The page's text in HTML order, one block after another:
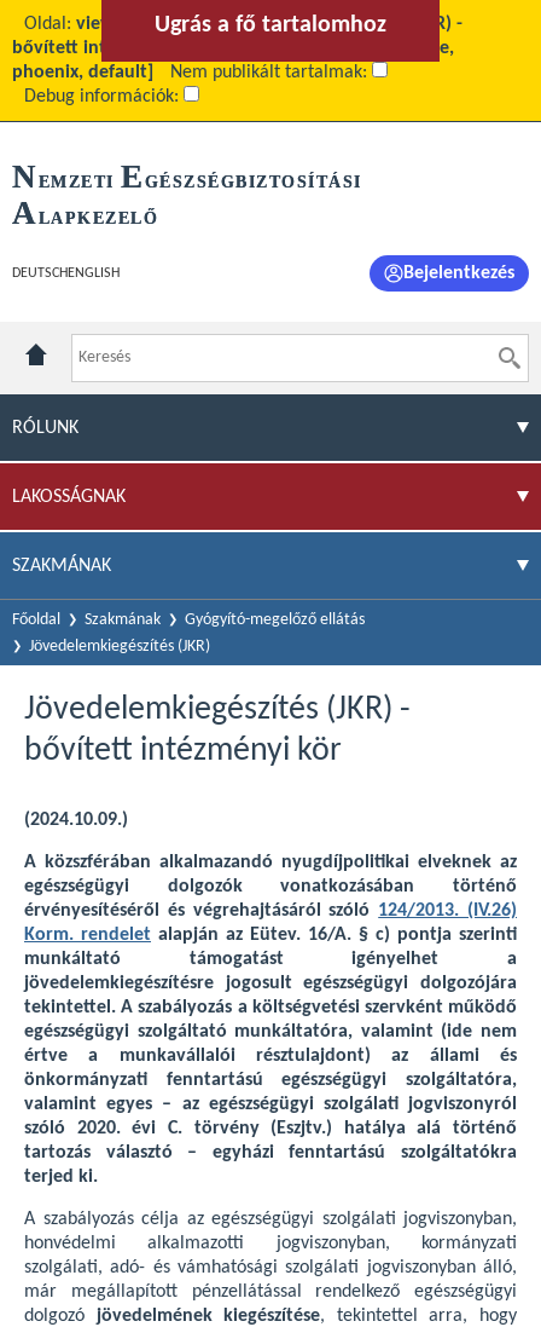
Oldal: view Fő tartalom: Jövedelemkiegészítés (JKR) -
bővített intézményi kör
[site_szakmanak, site,
phoenix, default]
Nem publikált tartalmak:
Debug információk:
Ugrás a menühöz
Ugrás a fő tartalomhoz
NEMZETI E GÉSZSÉGBIZTOSÍTÁSI
ALAPKEZELŐ
DEUTSCH ENGLISH Bejelentkezés
RÓLUNK
LAKOSSÁGNAK
SZAKMÁNAK
Főoldal Szakmának
Gyógyító-megelőző ellátás
Jövedelemkiegészítés (JKR)
Jövedelemkiegészítés (JKR) -
bővített intézményi kör
(2024.10.09.)
A közszférában alkalmazandó nyugdíjpolitikai elveknek az
egészségügyi dolgozók vonatkozásában történő
érvényesítéséről és végrehajtásáról szóló 124/2013. (IV.26)
Korm. rendelet alapján az Eütev. 16/A. § c) pontja szerinti
munkáltató támogatást igényelhet a
jövedelemkiegészítésre jogosult egészségügyi dolgozójára
tekintettel. A szabályozás a költségvetési szervként működő
egészségügyi szolgáltató munkáltatóra, valamint (ide nem
értve a munkavállalói résztulajdont) az állami és
önkormányzati fenntartású egészségügyi szolgáltatóra,
valamint egyes – az egészségügyi szolgálati jogviszonyról
szóló 2020. évi C. törvény (Eszjtv.) hatálya alá történő
tartozás választó – egyházi fenntartású szolgáltatókra
terjed ki.
A szabályozás célja az egészségügyi szolgálati jogviszonyban,
honvédelmi alkalmazotti jogviszonyban, kormányzati
szolgálati, adó- és vámhatósági szolgálati jogviszonyban álló,
már megállapított pénzellátással rendelkező egészségügyi
dolgozó jövedelmének kiegészítése, tekintettel arra, hogy